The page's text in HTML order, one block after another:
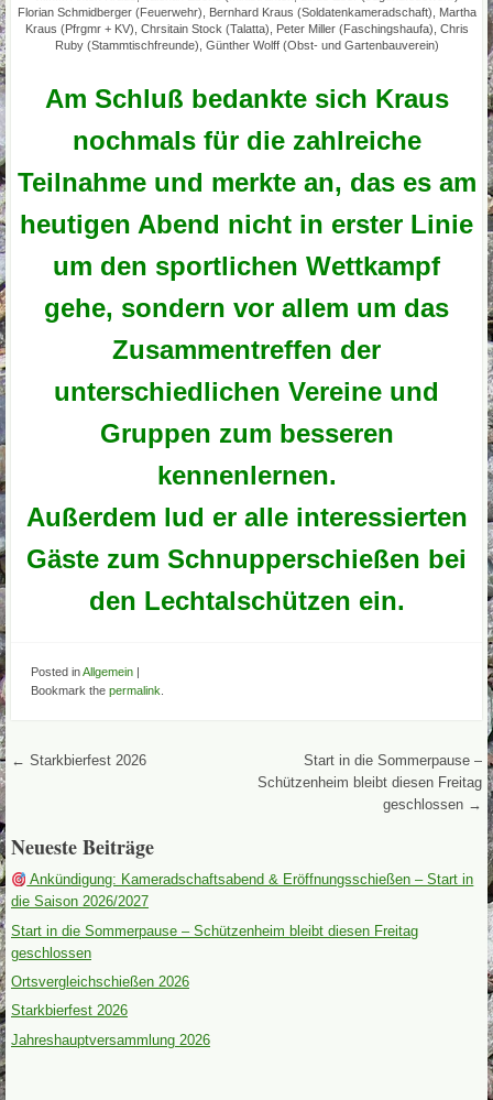
Florian Schmidberger (Feuerwehr), Bernhard Kraus (Soldatenkameradschaft), Martha
Kraus (Pfrgmr + KV), Chrsitain Stock (Talatta), Peter Miller (Faschingshaufa), Chris
Ruby (Stammtischfreunde), Günther Wolff (Obst- und Gartenbauverein)
Am Schluß bedankte sich Kraus
nochmals für die zahlreiche
Teilnahme und merkte an, das es am
heutigen Abend nicht in erster Linie
um den sportlichen Wettkampf
gehe, sondern vor allem um das
Zusammentreffen der
unterschiedlichen Vereine und
Gruppen zum besseren
kennenlernen.
Außerdem lud er alle interessierten
Gäste zum Schnupperschießen bei
den Lechtalschützen ein.
Posted inAllgemein |
Bookmark the permalink
Post navigation
← Starkbierfest 2026
Start in die Sommerpause –
Schützenheim bleibt diesen Freitag
geschlossen →
Neueste Beiträge
Ankündigung: Kameradschaftsabend & Eröffnungsschießen – Start in
die Saison 2026/2027
Start in die Sommerpause – Schützenheim bleibt diesen Freitag
geschlossen
Ortsvergleichschießen 2026
Starkbierfest 2026
Jahreshauptversammlung 2026